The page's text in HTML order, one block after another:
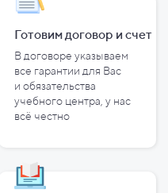
Готовим договор и счет
В договоре указываем
все гарантии для Вас
и обязательства
учебного центра, у нас
всё честно